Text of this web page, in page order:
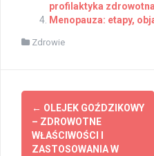
profilaktyka zdrowotna
Menopauza: etapy,
Zdrowie
Post
navigation
← OLEJEK GOŹDZIKOWY
– ZDROWOTNE
WŁAŚCIWOŚCI I
ZASTOSOWANIA W